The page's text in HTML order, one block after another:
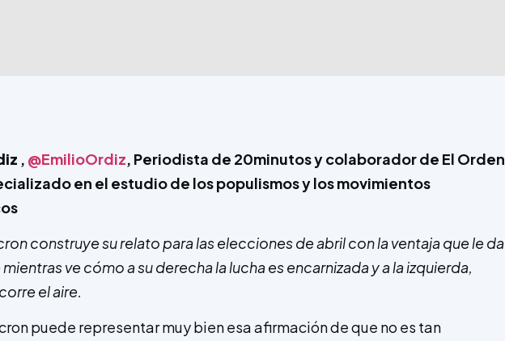
, @EmilioOrdiz, Periodista de 20minutos y colaborador de El Orden
en el estudio de los populismos y los movimientos
construye su relato para las elecciones de abril con la ventaja que le da
ve cómo a su derecha la lucha es encarnizada y a la izquierda,
el aire.
puede representar muy bien esa afirmación de que no es tan